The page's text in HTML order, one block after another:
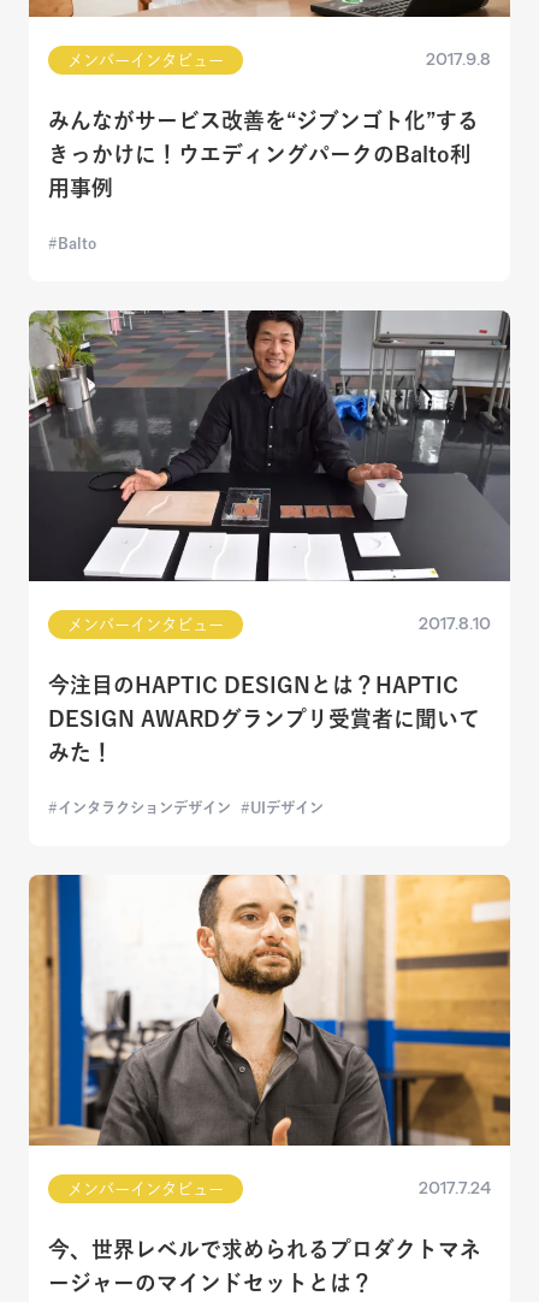
メンバーインタビュー 2017.9.8
みんながサービス改善を“ジブンゴト化”する
きっかけに！ウエディングパークのBalto利
用事例
Balto
メンバーインタビュー 2017.8.10
今注目のHAPTIC DESIGNとは？HAPTIC
DESIGN AWARDグランプリ受賞者に聞いて
みた！
インタラクションデザイン UIデザイン
メンバーインタビュー 2017.7.24
今、世界レベルで求められるプロダクトマネ
ージャーのマインドセットとは？